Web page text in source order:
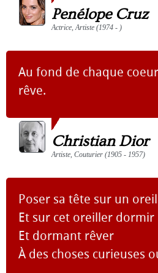
Penélope Cruz
Actrice, Artiste (1974 - )
Au fond de chaque
rêve.
Christian Dior
Artiste, Couturier (1905 - 1957)
Poser sa tête sur un
Et sur cet oreiller dormir
Et dormant rêver
À des choses curieuses